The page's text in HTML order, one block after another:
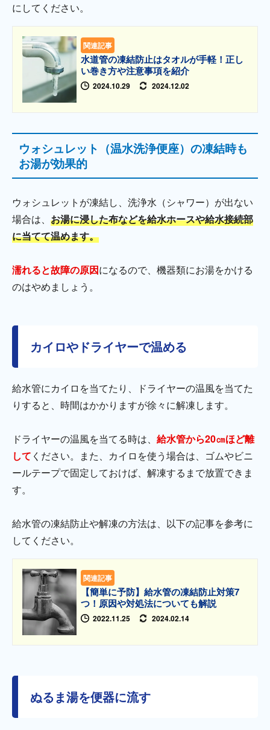
にしてください。
関連記事
水道管の凍結防止はタオルが手軽！正し
い巻き方や注意事項を紹介
2024.10.29 2024.12.02
ウォシュレット（温水洗浄便座）の凍結時も
お湯が効果的
ウォシュレットが凍結し、洗浄水（シャワー）が出ない
場合は、 お湯に浸した布などを給水ホースや給水接続部
に当てて温めます。
濡れると故障の原因になるので、機器類にお湯をかける
のはやめましょう。
カイロやドライヤーで温める
給水管にカイロを当てたり、ドライヤーの温風を当てた
りすると、時間はかかりますが徐々に解凍します。
ドライヤーの温風を当てる時は、 給水管から20㎝ほど離
して ください。また、カイロを使う場合は、ゴムやビニ
ールテープで固定しておけば、解凍するまで放置できま
す。
給水管の凍結防止や解凍の方法は、以下の記事を参考に
してください。
関連記事
【簡単に予防】給水管の凍結防止対策7
つ！原因や対処法についても解説
2022.11.25 2024.02.14
ぬるま湯を便器に流す